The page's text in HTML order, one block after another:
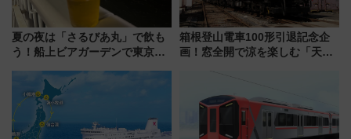
夏の夜は「さるびあ丸」で飲も
う！船上ビアガーデンで東京湾
杯……工場直送生ビールや島グ
ルメが美味い
箱根登山電車100形引退記念企
画！窓全開で涼を楽しむ「天然